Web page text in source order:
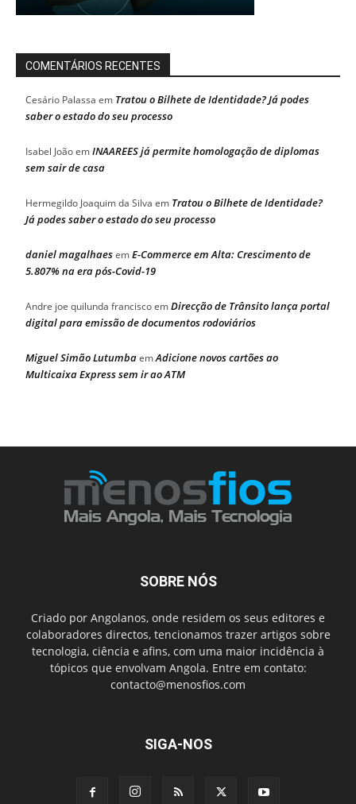
COMENTÁRIOS RECENTES
Cesário Palassa em Tratou o Bilhete de Identidade? Já podes
saber o estado do seu processo
Isabel JoãoemINAAREES já permite homologação de diplomas
sem sair de casa
Hermegildo Joaquim da Silva em Tratou o Bilhete de Identidade?
Já podes saber o estado do seu processo
daniel magalhaesemE-Commerce em Alta: Crescimento de
5.807% na era pós-Covid-19
Andre joe quilunda franciscoemDirecção de Trânsito lança portal
digital para emissão de documentos rodoviários
Miguel Simão LutumbaemAdicione novos cartões ao
Multicaixa Express sem ir ao ATM
SOBRE NÓS
Criado por Angolanos, onde residem os seus editores e
colaboradores directos, tencionamos trazer artigos sobre
tecnologia, ciência e afins, com uma maior incidência à
tópicos que envolvam Angola. Entre em contato:
contacto@menosfios.com
SIGA-NOS